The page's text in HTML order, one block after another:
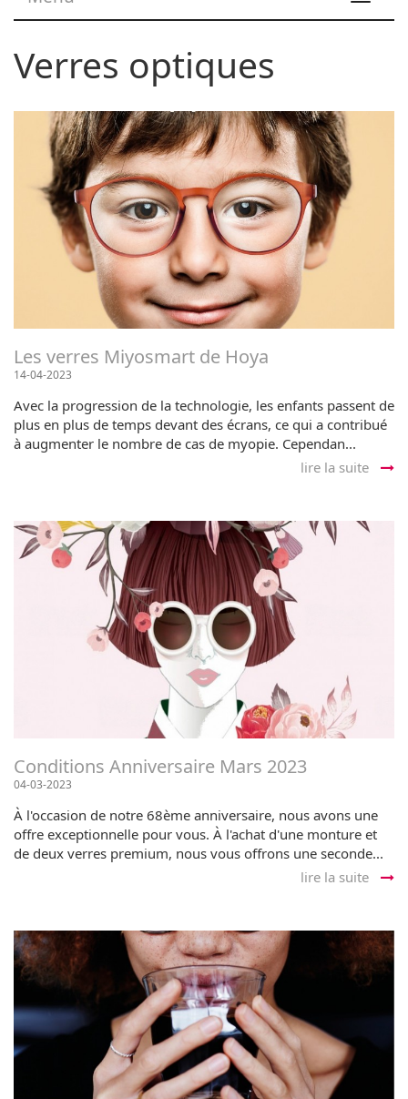
Verres optiques
Les verres Miyosmart de Hoya
14-04-2023
Avec la progression de la technologie, les enfants passent de
plus en plus de temps devant des écrans, ce qui a contribué
à augmenter le nombre de cas de myopie. Cependan...
lire la suite
Conditions Anniversaire Mars 2023
04-03-2023
À l'occasion de notre 68ème anniversaire, nous avons une
offre exceptionnelle pour vous. À l'achat d'une monture et
de deux verres premium, nous vous offrons une seconde...
lire la suite